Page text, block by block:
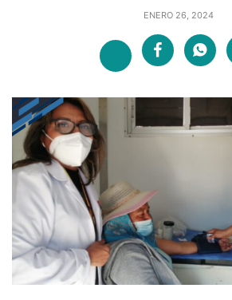
ENERO 26, 2024